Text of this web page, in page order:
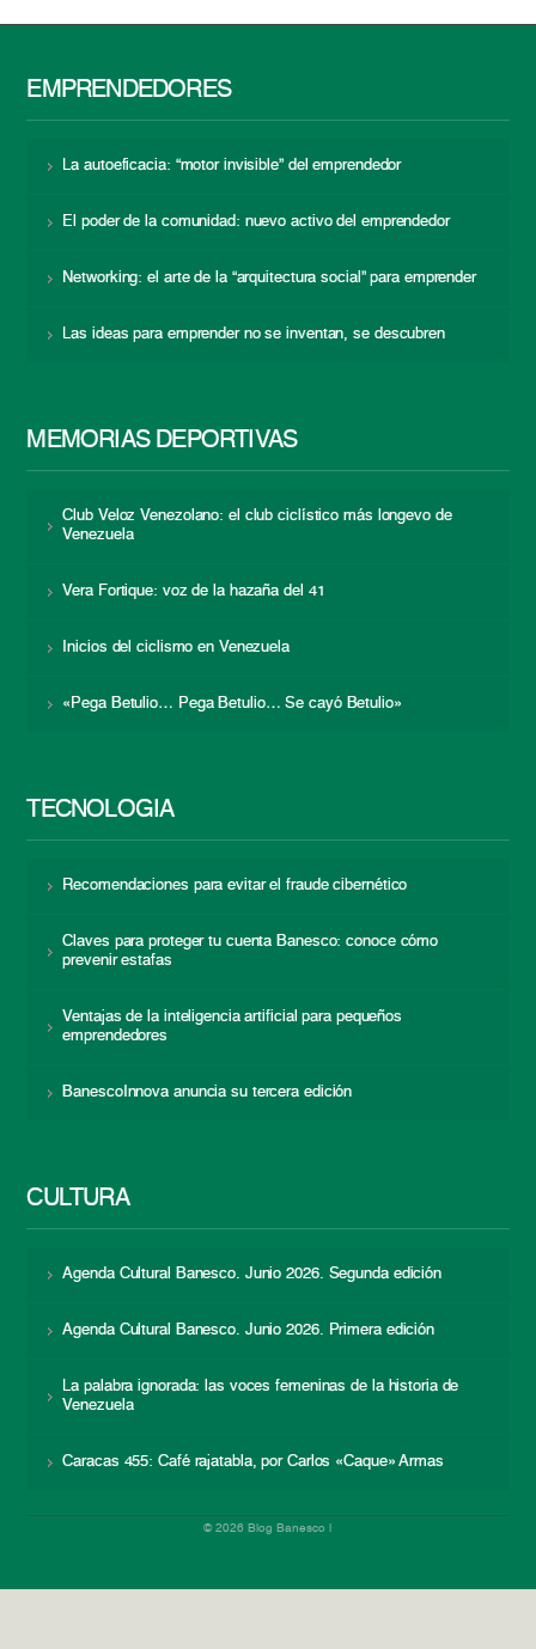
EMPRENDEDORES
La autoeficacia: “motor invisible” del emprendedor
El poder de la comunidad: nuevo activo del emprendedor
Networking: el arte de la “arquitectura social” para emprender
Las ideas para emprender no se inventan, se descubren
MEMORIAS DEPORTIVAS
Club Veloz Venezolano: el club ciclístico más longevo de
Venezuela
Vera Fortique: voz de la hazaña del 41
Inicios del ciclismo en Venezuela
«Pega Betulio… Pega Betulio… Se cayó Betulio»
TECNOLOGÍA
Recomendaciones para evitar el fraude cibernético
Claves para proteger tu cuenta Banesco: conoce cómo
prevenir estafas
Ventajas de la inteligencia artificial para pequeños
emprendedores
BanescoInnova anuncia su tercera edición
CULTURA
Agenda Cultural Banesco. Junio 2026. Segunda edición
Agenda Cultural Banesco. Junio 2026. Primera edición
La palabra ignorada: las voces femeninas de la historia de
Venezuela
Caracas 455: Café rajatabla, por Carlos «Caque» Armas
© 2026 Blog Banesco |